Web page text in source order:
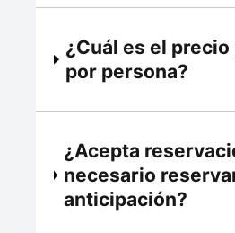
¿Cuál es el
por persona?
¿Acepta
necesario
anticipación?